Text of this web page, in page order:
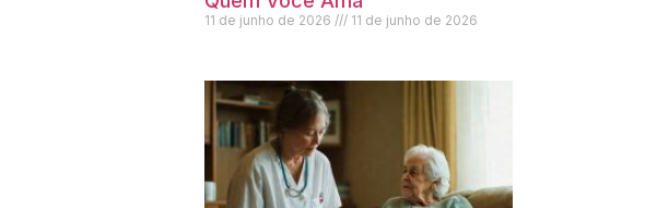
11 de junho de 2026 11 de junho de 2026